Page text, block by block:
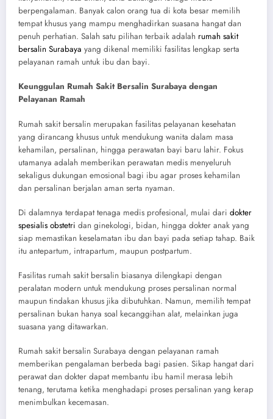
berpengalaman. Banyak calon orang tua di kota besar memilih
tempat khusus yang mampu menghadirkan suasana hangat dan
penuh perhatian. Salah satu pilihan terbaik adalah rumah sakit
bersalin Surabaya yang dikenal memiliki fasilitas lengkap serta
pelayanan ramah untuk ibu dan bayi.
Keunggulan Rumah Sakit Bersalin Surabaya dengan
Pelayanan Ramah
Rumah sakit bersalin merupakan fasilitas pelayanan kesehatan
yang dirancang khusus untuk mendukung wanita dalam masa
kehamilan, persalinan, hingga perawatan bayi baru lahir. Fokus
utamanya adalah memberikan perawatan medis menyeluruh
sekaligus dukungan emosional bagi ibu agar proses kehamilan
dan persalinan berjalan aman serta nyaman.
Di dalamnya terdapat tenaga medis profesional, mulai dari dokter
spesialis obstetri dan ginekologi, bidan, hingga dokter anak yang
siap memastikan keselamatan ibu dan bayi pada setiap tahap. Baik
itu antepartum, intrapartum, maupun postpartum.
Fasilitas rumah sakit bersalin biasanya dilengkapi dengan
peralatan modern untuk mendukung proses persalinan normal
maupun tindakan khusus jika dibutuhkan. Namun, memilih tempat
persalinan bukan hanya soal kecanggihan alat, melainkan juga
suasana yang ditawarkan.
Rumah sakit bersalin Surabaya dengan pelayanan ramah
memberikan pengalaman berbeda bagi pasien. Sikap hangat dari
perawat dan dokter dapat membantu ibu hamil merasa lebih
tenang, terutama ketika menghadapi proses persalinan yang kerap
menimbulkan kecemasan.